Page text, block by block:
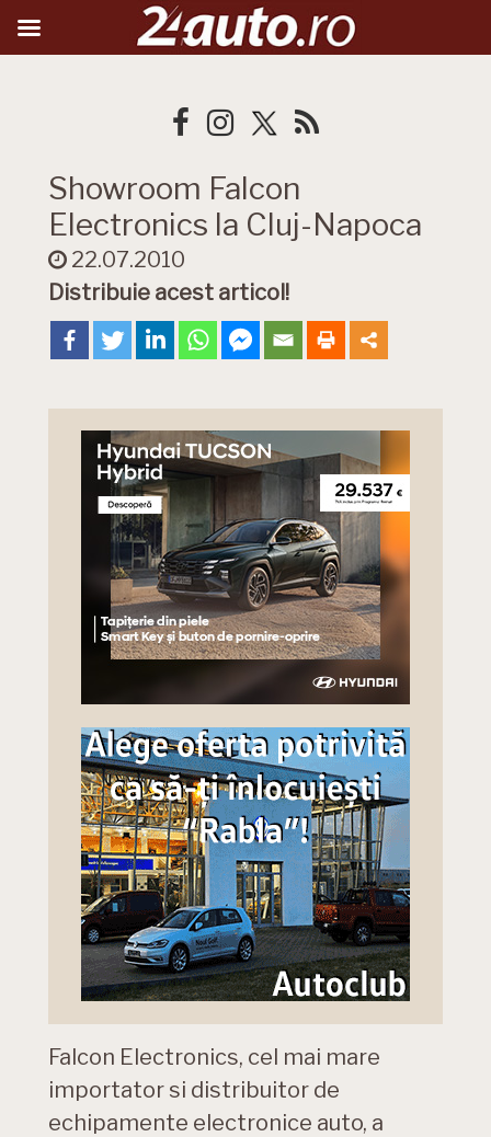
Showroom Falcon
Electronics la Cluj-Napoca
22.07.2010
Distribuie acest articol!
Falcon Electronics, cel mai mare
importator si distribuitor de
echipamente electronice auto, a